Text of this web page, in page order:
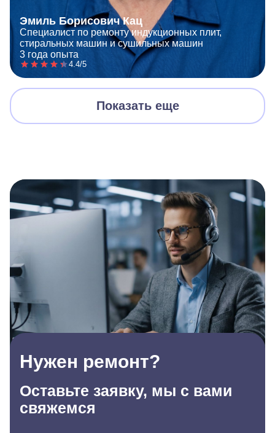
Эмиль Борисович Кац
Специалист по ремонту индукционных плит,
стиральных машин и сушильных машин
3 года опыта
4.4/5
Показать еще
Нужен ремонт?
Оставьте заявку, мы с вами
свяжемся